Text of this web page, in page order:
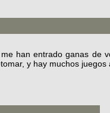
han entrado ganas de
y hay muchos juegos